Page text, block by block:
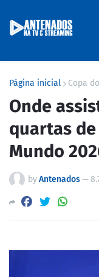
Página inicial Copa
Onde
quartas
Mundo
byAntenados—